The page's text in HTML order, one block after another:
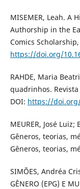
MISEMER, Leah. A
Authorship in the
Comics
https://doi.org/
RAHDE, Maria
quadrinhos. Revista
DOI: https://doi.org/
MEURER, José
Gêneros, teorias,
Gêneros, teorias,
SIMÕES, Andréa
GÊNERO (EPG) E